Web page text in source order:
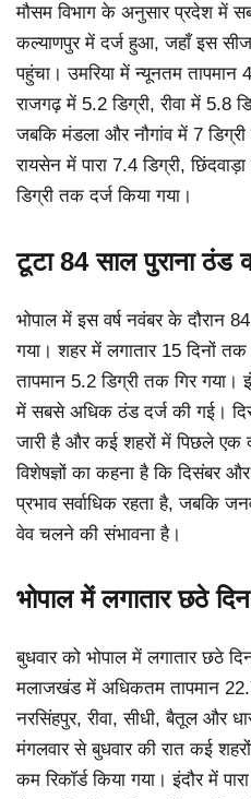
मौसम विभाग के अनुसार प्रदेश में
कल्याणपुर में दर्ज हुआ, जहाँ इस
पहुंचा। उमरिया में न्यूनतम तापमान
राजगढ़ में 5.2 डिग्री, रीवा में 5.8
जबकि मंडला और नौगांव में 7 डिग्री
रायसेन में पारा 7.4 डिग्री,
डिग्री तक दर्ज किया गया।
टूटा 84 साल पुराना ठंड
भोपाल में इस वर्ष नवंबर के दौरान
गया। शहर में लगातार 15 दिनों
तापमान 5.2 डिग्री तक गिर गया।
में सबसे अधिक ठंड दर्ज की गई।
जारी है और कई शहरों में पिछले एक
विशेषज्ञों का कहना है कि दिसंबर
प्रभाव सर्वाधिक रहता है, जबकि
वेव चलने की संभावना है।
भोपाल में लगातार छठे
बुधवार को भोपाल में लगातार छठे
मलाजखंड में अधिकतम तापमान
नरसिंहपुर, रीवा, सीधी, बैतूल और
मंगलवार से बुधवार की रात कई
कम रिकॉर्ड किया गया। इंदौर में